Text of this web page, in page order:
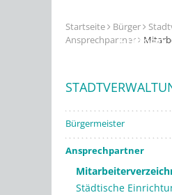
Erleben
Startseite Bürger
Ansprechpartner
Bürgermeister
Ansprechpartner
Städtische